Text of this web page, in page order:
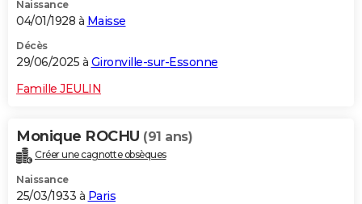
COPAINS D'AVANT
S'inscrire
Se connecter
Lycées
Collèges
Primaires
Universités
Entreprises
Service militaire
Avis de recherche
AVIS DE DÉCÈS
FORUM
Naissance
04/01/1928 à Maisse
Décès
29/06/2025 à Gironville-sur-Essonne
Famille JEULIN
Monique ROCHU (91 ans)
Créer une cagnotte obsèques
Naissance
25/03/1933 à Paris